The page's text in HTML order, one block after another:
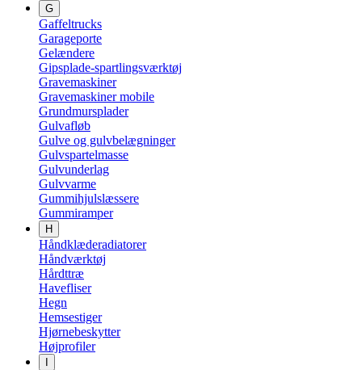
G
Gaffeltrucks
Garageporte
Gelændere
Gipsplade-spartlingsværktøj
Gravemaskiner
Gravemaskiner mobile
Grundmursplader
Gulvafløb
Gulve og gulvbelægninger
Gulvspartelmasse
Gulvunderlag
Gulvvarme
Gummihjulslæssere
Gummiramper
H
Håndklæderadiatorer
Håndværktøj
Hårdttræ
Havefliser
Hegn
Hemsestiger
Hjørnebeskytter
Højprofiler